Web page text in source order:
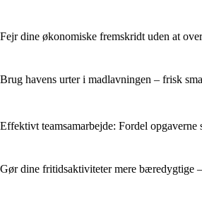
Fejr dine økonomiske fremskridt uden at
Brug havens urter i madlavningen – frisk
Effektivt teamsamarbejde: Fordel opgaverne
Gør dine fritidsaktiviteter mere bæredygtige